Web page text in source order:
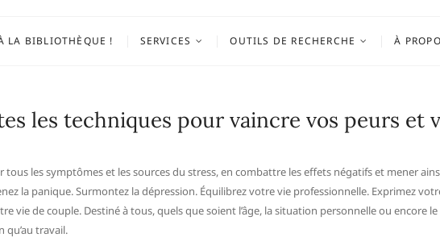
LA BIBLIOTHÈQUE ! SERVICES OUTILS DE RECHERCHE À
les techniques pour vaincre vos peurs et
tous les symptômes et les sources du stress, en combattre les effets négatifs et mener
la panique. Surmontez la dépression. Équilibrez votre vie professionnelle. Exprimez
vie de couple. Destiné à tous, quels que soient l’âge, la situation personnelle ou encore
qu’au travail.